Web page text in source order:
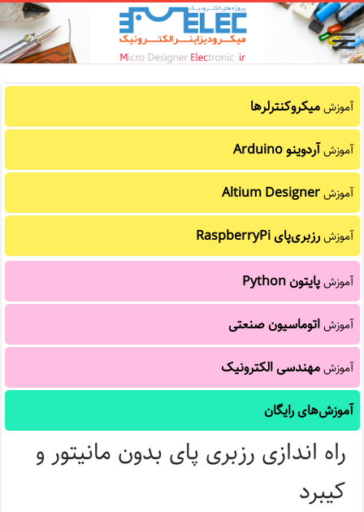
آموزشمیکروکنترلرها
آموزشآردوینو Arduino
آموزشAltium Designer
آموزشرزبری‌پای RaspberryPi
آموزشپایتون Python
آموزشاتوماسیون صنعتی
آموزشمهندسی الکترونیک
آموزش‌های رایگان
راه اندازی رزبری پای بدون مانیتور و
کیبرد